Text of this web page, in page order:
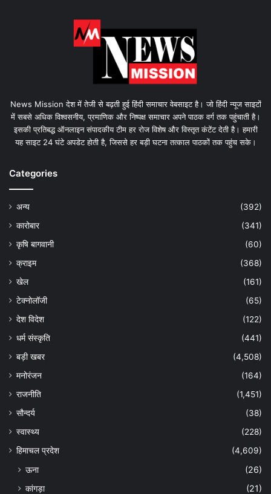
News Mission देश में तेजी से बढ़ती हुई हिंदी समाचार वेबसाइट है। जो हिंदी न्यूज साइटों
में सबसे अधिक विश्वसनीय, प्रमाणिक और निष्पक्ष समाचार अपने पाठक वर्ग तक पहुंचाती है।
इसकी प्रतिबद्ध ऑनलाइन संपादकीय टीम हर रोज विशेष और विस्तृत कंटेंट देती है। हमारी
यह साइट 24 घंटे अपडेट होती है, जिससे हर बड़ी घटना तत्काल पाठकों तक पहुंच सके।
Categories
अन्य
(392)
कारोबार
(341)
कृषि बागवानी
(60)
क्राइम
(368)
खेल
(161)
टेक्नोलॉजी
(65)
देश विदेश
(122)
धर्म संस्कृति
(441)
बड़ी खबर
(4,508)
मनोरंजन
(164)
राजनीति
(1,451)
सौन्दर्य
(38)
स्वास्थ्य
(228)
हिमाचल प्रदेश
(4,609)
ऊना
(26)
कांगड़ा
(21)